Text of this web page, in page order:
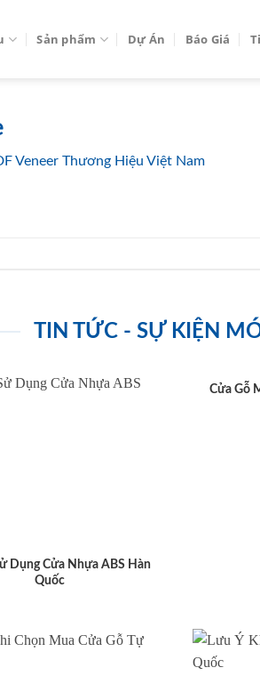
Sản phẩm Dự Án Báo Giá
Veneer Thương Hiệu Việt Nam
TIN TỨC - SỰ KIỆN
Dụng Cửa Nhựa ABS Hàn
Quốc
Cửa Gỗ